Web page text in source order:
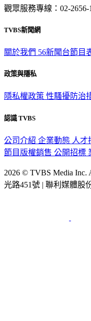
觀眾服務專線：02-2656-
TVBS新聞網
關於我們 56新聞台節目
政策與隱私
隱私權政策 性騷擾防治
認識 TVBS
公司介紹 企業動態 人才
節目版權銷售 公開招標
2026 © TVBS Media Inc.
光路451號 | 聯利媒體股